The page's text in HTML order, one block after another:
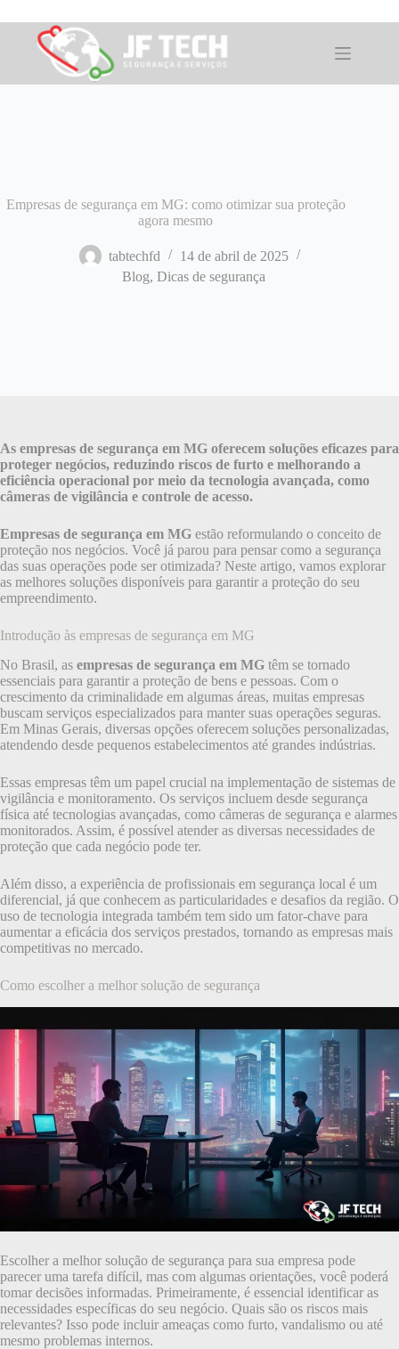
para
conteúdo
Empresas de segurança em MG: como otimizar sua proteção
agora mesmo
tabtechfd
14 de abril de 2025
Blog, Dicas de segurança
As empresas de segurança em MG oferecem soluções eficazes para
proteger negócios, reduzindo riscos de furto e melhorando a
eficiência operacional por meio da tecnologia avançada, como
câmeras de vigilância e controle de acesso.
Empresas de segurança em MG estão reformulando o conceito de
proteção nos negócios. Você já parou para pensar como a segurança
das suas operações pode ser otimizada? Neste artigo, vamos explorar
as melhores soluções disponíveis para garantir a proteção do seu
empreendimento.
Introdução às empresas de segurança em MG
No Brasil, as empresas de segurança em MG têm se tornado
essenciais para garantir a proteção de bens e pessoas. Com o
crescimento da criminalidade em algumas áreas, muitas empresas
buscam serviços especializados para manter suas operações seguras.
Em Minas Gerais, diversas opções oferecem soluções personalizadas,
atendendo desde pequenos estabelecimentos até grandes indústrias.
Essas empresas têm um papel crucial na implementação de sistemas de
vigilância e monitoramento. Os serviços incluem desde segurança
física até tecnologias avançadas, como câmeras de segurança e alarmes
monitorados. Assim, é possível atender as diversas necessidades de
proteção que cada negócio pode ter.
Além disso, a experiência de profissionais em segurança local é um
diferencial, já que conhecem as particularidades e desafios da região. O
uso de tecnologia integrada também tem sido um fator-chave para
aumentar a eficácia dos serviços prestados, tornando as empresas mais
competitivas no mercado.
Como escolher a melhor solução de segurança
Escolher a melhor solução de segurança para sua empresa pode
parecer uma tarefa difícil, mas com algumas orientações, você poderá
tomar decisões informadas. Primeiramente, é essencial identificar as
necessidades específicas do seu negócio. Quais são os riscos mais
relevantes? Isso pode incluir ameaças como furto, vandalismo ou até
mesmo problemas internos.